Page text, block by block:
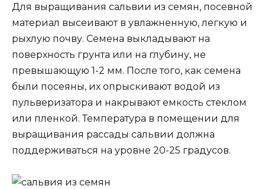
Для выращивания сальвии из семян, посевной
материал высеивают в увлажненную, легкую и
рыхлую почву. Семена выкладывают на
поверхность грунта или на глубину, не
превышающую 1-2 мм. После того, как семена
были посеяны, их опрыскивают водой из
пульверизатора и накрывают емкость стеклом
или пленкой. Температура в помещении для
выращивания рассады сальвии должна
поддерживаться на уровне 20-25 градусов.